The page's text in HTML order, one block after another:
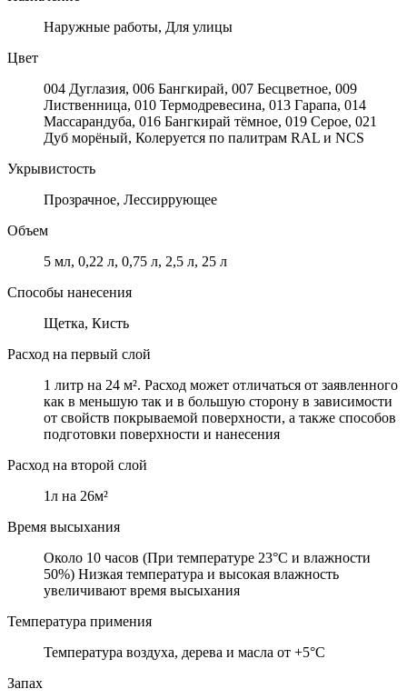
Наружные работы, Для улицы
Цвет
004 Дуглазия, 006 Бангкирай, 007 Бесцветное, 009
Лиственница, 010 Термодревесина, 013 Гарапа, 014
Массарандуба, 016 Бангкирай тёмное, 019 Серое, 021
Дуб морёный, Колеруется по палитрам RAL и NCS
Укрывистость
Прозрачное, Лессиррующее
Объем
5 мл, 0,22 л, 0,75 л, 2,5 л, 25 л
Способы нанесения
Щетка, Кисть
Расход на первый слой
1 литр на 24 м². Расход может отличаться от заявленного
как в меньшую так и в большую сторону в зависимости
от свойств покрываемой поверхности, а также способов
подготовки поверхности и нанесения
Расход на второй слой
1л на 26м²
Время высыхания
Около 10 часов (При температуре 23°C и влажности
50%) Низкая температура и высокая влажность
увеличивают время высыхания
Температура примения
Температура воздуха, дерева и масла от +5°C
Запах